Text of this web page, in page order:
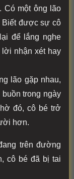
Có một ông lão
Biết được sự cô
để lắng nghe
nhận xét hay
lão gặp nhau,
trong ngày
đó, cô bé trở
hơn.
trên đường
cô bé đã bị tai